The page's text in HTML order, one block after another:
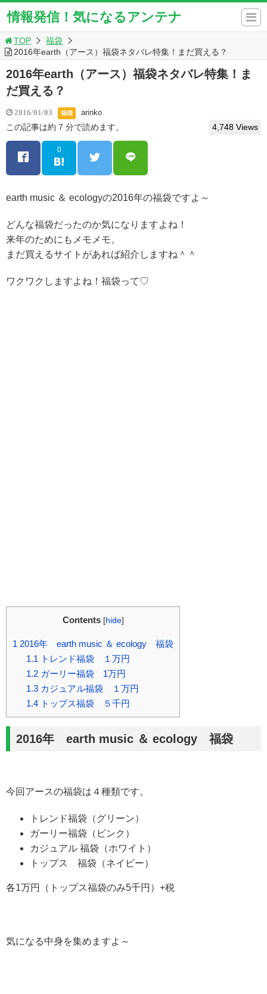
情報発信！気になるアンテナ
TOP
福袋
2016年earth（アース）福袋ネタバレ特集！まだ買える？
2016年earth（アース）福袋ネタバレ特集！ま
だ買える？
2016/01/03 福袋 arinko
この記事は約 7 分で読めます。 4,748 Views
0
earth music ＆ ecologyの2016年の福袋ですよ～
どんな福袋だったのか気になりますよね！
来年のためにもメモメモ。
まだ買えるサイトがあれば紹介しますね＾＾
ワクワクしますよね！福袋って♡
Contents [hide]
1 2016年 earth music ＆ ecology 福袋
1.1 トレンド福袋 １万円
1.2ガーリー福袋 1万円
1.3カジュアル福袋 １万円
1.4トップス福袋 ５千円
2016年 earth music ＆ ecology 福袋
今回アースの福袋は４種類です。
トレンド福袋（グリーン）
ガーリー福袋（ピンク）
カジュアル 福袋（ホワイト）
トップス 福袋（ネイビー）
各1万円（トップス福袋のみ5千円）+税
気になる中身を集めますよ～